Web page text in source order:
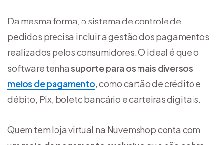
Da mesma forma, o sistema de controle de
pedidos precisa incluir a gestão dos pagamentos
realizados pelos consumidores. O ideal é que o
software tenhasuporte para os mais diversos
meios de pagamento, como cartão de crédito e
débito, Pix, boleto bancário e carteiras digitais.
Quem tem loja virtual na Nuvemshop conta com